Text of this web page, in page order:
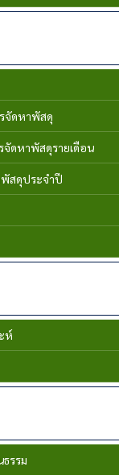
จัดหาพัสดุ
จัดหาพัสดุรายเดือน
พัสดุประจำปี
ห์
รรม